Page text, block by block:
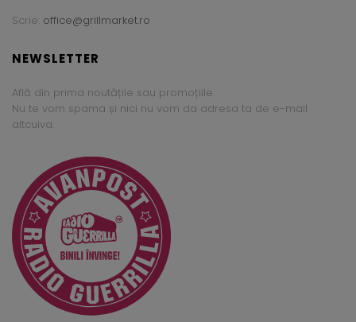
Scrie: office@grillmarket.ro
NEWSLETTER
Află din prima noutățile sau promoțiile.
Nu te vom spama și nici nu vom da adresa ta de e-mail
altcuiva.